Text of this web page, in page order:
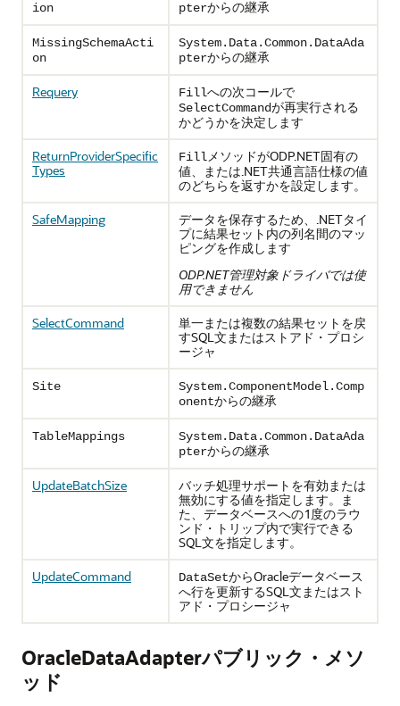
ion pterからの継承
MissingSchemaActi
on
System.Data.Common.DataAda
pterからの継承
Requery Fillへの次コールで
SelectCommandが再実行される
かどうかを決定します
ReturnProviderSpecific
Types
FillメソッドがODP.NET固有の
値、または.NET共通言語仕様の値
のどちらを返すかを設定します。
SafeMapping
データを保存するため、.NETタイ
プに結果セット内の列名間のマッ
ピングを作成します
ODP.NET管理対象ドライバでは使
用できません
SelectCommand
単一または複数の結果セットを戻
すSQL文またはストアド・プロシ
ージャ
Site
System.ComponentModel.Comp
onentからの継承
TableMappings
System.Data.Common.DataAda
pterからの継承
UpdateBatchSize
バッチ処理サポートを有効または
無効にする値を指定します。ま
た、データベースへの1度のラウ
ンド・トリップ内で実行できる
SQL文を指定します。
UpdateCommand
DataSetからOracleデータベース
へ行を更新するSQL文またはスト
アド・プロシージャ
OracleDataAdapterパブリック・メソ
ッド